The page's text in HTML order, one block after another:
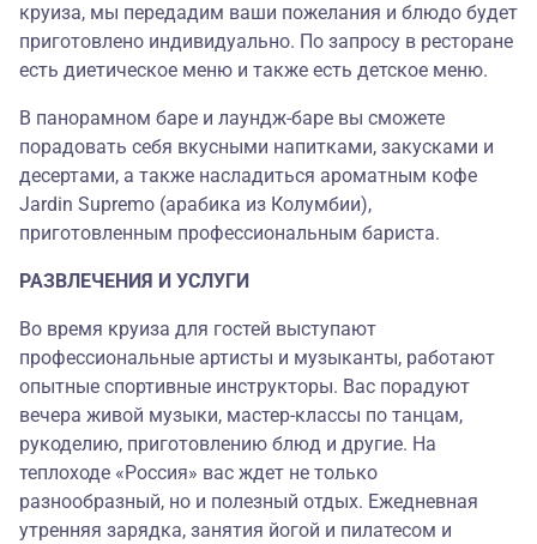
круиза, мы передадим ваши пожелания и блюдо будет
приготовлено индивидуально. По запросу в ресторане
есть диетическое меню и также есть детское меню.
В панорамном баре и лаундж-баре вы сможете
порадовать себя вкусными напитками, закусками и
десертами, а также насладиться ароматным кофе
Jardin Supremo (арабика из Колумбии),
приготовленным профессиональным бариста.
РАЗВЛЕЧЕНИЯ И УСЛУГИ
Во время круиза для гостей выступают
профессиональные артисты и музыканты, работают
опытные спортивные инструкторы. Вас порадуют
вечера живой музыки, мастер-классы по танцам,
рукоделию, приготовлению блюд и другие. На
теплоходе «Россия» вас ждет не только
разнообразный, но и полезный отдых. Ежедневная
утренняя зарядка, занятия йогой и пилатесом и